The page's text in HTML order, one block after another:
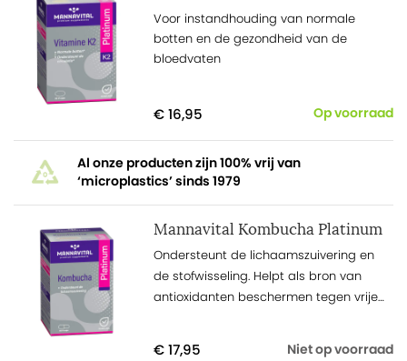
Voor instandhouding van normale
botten en de gezondheid van de
bloedvaten
€ 16,95 Op voorraad
Al onze producten zijn 100% vrij van
‘microplastics’ sinds 1979
Mannavital Kombucha Platinum
Ondersteunt de lichaamszuivering en
de stofwisseling. Helpt als bron van
antioxidanten beschermen tegen vrije
€ 17,95 Niet op voorraad